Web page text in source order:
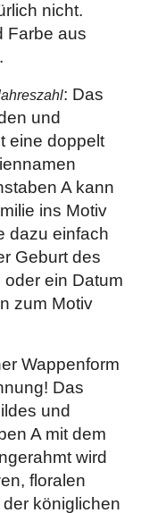
nicht.
Farbe aus
: Das
und
eine doppelt
A kann
ins Motiv
dazu einfach
Geburt des
ein Datum
zum Motiv
Wappenform
Das
und
A mit dem
wird
floralen
königlichen